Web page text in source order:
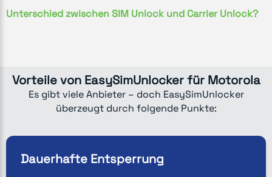
Unterschied zwischen SIM Unlock und Carrier Unlock?
Vorteile von EasySimUnlocker für Motorola
Es gibt viele Anbieter – doch EasySimUnlocker
überzeugt durch folgende Punkte:
Dauerhafte Entsperrung